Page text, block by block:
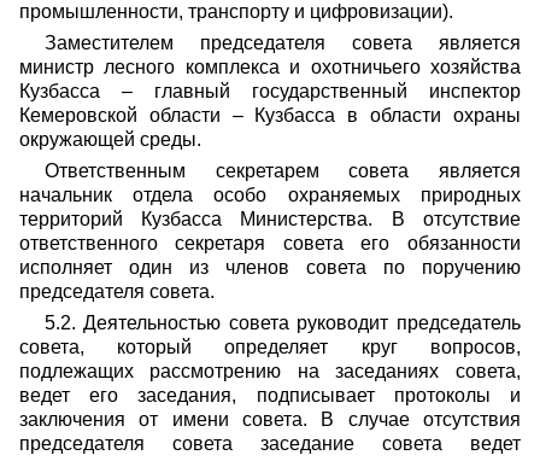
промышленности, транспорту и цифровизации).
Заместителем председателя совета является
министр лесного комплекса и охотничьего хозяйства
Кузбасса – главный государственный инспектор
Кемеровской области – Кузбасса в области охраны
окружающей среды.
Ответственным секретарем совета является
начальник отдела особо охраняемых природных
территорий Кузбасса Министерства. В отсутствие
ответственного секретаря совета его обязанности
исполняет один из членов совета по поручению
председателя совета.
5.2. Деятельностью совета руководит председатель
совета, который определяет круг вопросов,
подлежащих рассмотрению на заседаниях совета,
ведет его заседания, подписывает протоколы и
заключения от имени совета. В случае отсутствия
председателя совета заседание совета ведет